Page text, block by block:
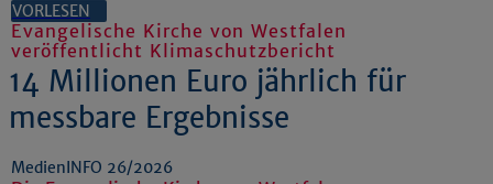
VORLESEN
Evangelische Kirche von Westfalen
veröffentlicht Klimaschutzbericht
14 Millionen Euro jährlich für
messbare Ergebnisse
MedienINFO 26/2026